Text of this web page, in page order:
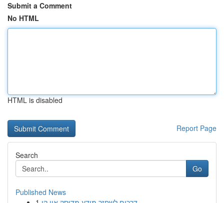
Submit a Comment
No HTML
HTML is disabled
Report Page
Search
Go
Published News